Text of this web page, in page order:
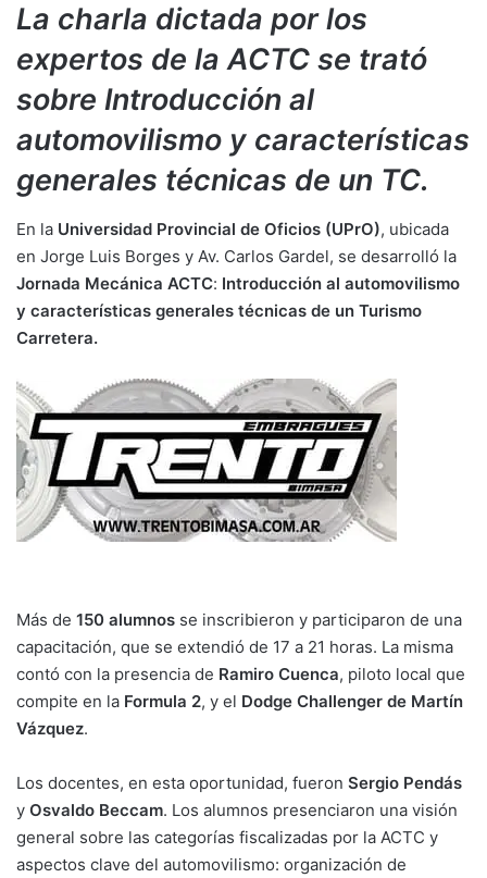
La charla dictada por los
expertos de la ACTC se trató
sobre Introducción al
automovilismo y características
generales técnicas de un TC.
En la Universidad Provincial de Oficios (UPrO), ubicada
en Jorge Luis Borges y Av. Carlos Gardel, se desarrolló la
Jornada Mecánica ACTC: Introducción al automovilismo
y características generales técnicas de un Turismo
Carretera.
Más de 150 alumnos se inscribieron y participaron de una
capacitación, que se extendió de 17 a 21 horas. La misma
contó con la presencia de Ramiro Cuenca, piloto local que
compite en la Formula 2, y el Dodge Challenger de Martín
Vázquez.
Los docentes, en esta oportunidad, fueron Sergio Pendás
y Osvaldo Beccam. Los alumnos presenciaron una visión
general sobre las categorías fiscalizadas por la ACTC y
aspectos clave del automovilismo: organización de